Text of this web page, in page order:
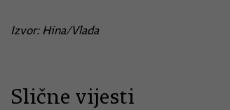
Izvor: Hina/Vlada
Slične vijesti